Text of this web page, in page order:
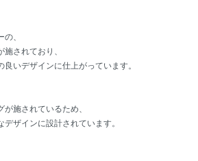
、
されており、
いデザインに仕上がっています。
施されているため、
ザインに設計されています。